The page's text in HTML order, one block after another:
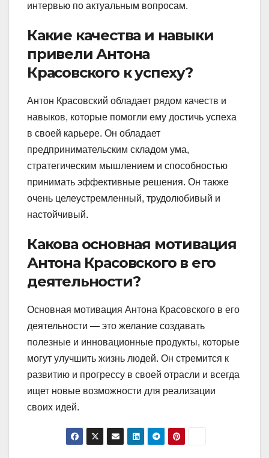
интервью по актуальным вопросам.
Какие качества и навыки
привели Антона
Красовского к успеху?
Антон Красовский обладает рядом качеств и
навыков, которые помогли ему достичь успеха
в своей карьере. Он обладает
предпринимательским складом ума,
стратегическим мышлением и способностью
принимать эффективные решения. Он также
очень целеустремленный, трудолюбивый и
настойчивый.
Какова основная мотивация
Антона Красовского в его
деятельности?
Основная мотивация Антона Красовского в его
деятельности — это желание создавать
полезные и инновационные продукты, которые
могут улучшить жизнь людей. Он стремится к
развитию и прогрессу в своей отрасли и всегда
ищет новые возможности для реализации
своих идей.